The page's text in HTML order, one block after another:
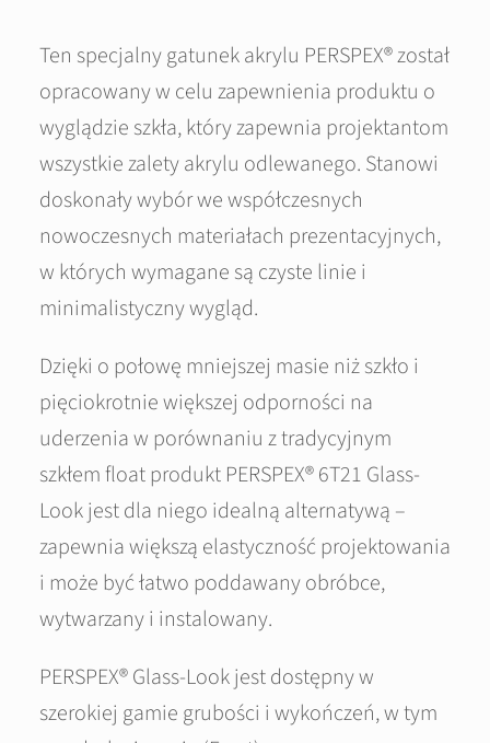
Ten specjalny gatunek akrylu PERSPEX® został
opracowany w celu zapewnienia produktu o
wyglądzie szkła, który zapewnia projektantom
wszystkie zalety akrylu odlewanego. Stanowi
doskonały wybór we współczesnych
nowoczesnych materiałach prezentacyjnych,
w których wymagane są czyste linie i
minimalistyczny wygląd.
Dzięki o połowę mniejszej masie niż szkło i
pięciokrotnie większej odporności na
uderzenia w porównaniu z tradycyjnym
szkłem float produkt PERSPEX® 6T21 Glass-
Look jest dla niego idealną alternatywą –
zapewnia większą elastyczność projektowania
i może być łatwo poddawany obróbce,
wytwarzany i instalowany.
PERSPEX® Glass-Look jest dostępny w
szerokiej gamie grubości i wykończeń, w tym